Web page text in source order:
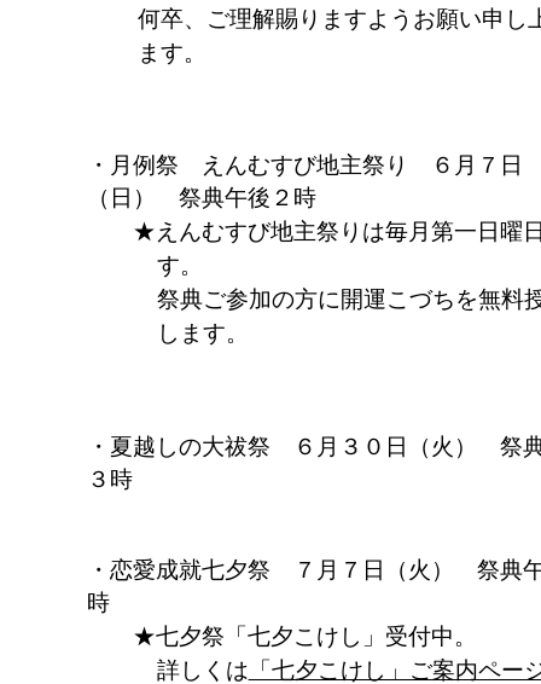
何卒、ご理解賜りますようお願い申し
ます。
月例祭 えんむすび地主祭り ６月７日
（日） 祭典午後２時
えんむすび地主祭りは毎月第一日曜
す。
祭典ご参加の方に開運こづちを無料
します。
夏越しの大祓祭 ６月３０日（火） 祭
３時
恋愛成就七夕祭 ７月７日（火） 祭典
時
七夕祭「七夕こけし」受付中。
詳しくは 「七夕こけし」ご案内ペー